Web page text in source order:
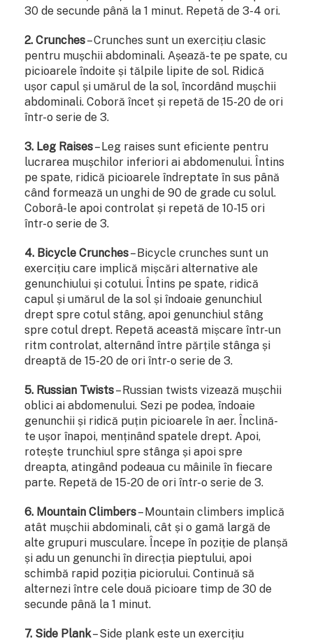
30 de secunde până la 1 minut. Repetă de 3-4 ori.
2. Crunches– Crunches sunt un exercițiu clasic
pentru mușchii abdominali. Așează-te pe spate, cu
picioarele îndoite și tălpile lipite de sol. Ridică
ușor capul și umărul de la sol, încordând mușchii
abdominali. Coboră încet și repetă de 15-20 de ori
într-o serie de 3.
3. Leg Raises– Leg raises sunt eficiente pentru
lucrarea mușchilor inferiori ai abdomenului. Întins
pe spate, ridică picioarele îndreptate în sus până
când formează un unghi de 90 de grade cu solul.
Coborâ-le apoi controlat și repetă de 10-15 ori
într-o serie de 3.
4. Bicycle Crunches– Bicycle crunches sunt un
exercițiu care implică mișcări alternative ale
genunchiului și cotului. Întins pe spate, ridică
capul și umărul de la sol și îndoaie genunchiul
drept spre cotul stâng, apoi genunchiul stâng
spre cotul drept. Repetă această mișcare într-un
ritm controlat, alternând între părțile stânga și
dreaptă de 15-20 de ori într-o serie de 3.
5. Russian Twists– Russian twists vizează mușchii
oblici ai abdomenului. Sezi pe podea, îndoaie
genunchii și ridică puțin picioarele în aer. Înclină-
te ușor înapoi, menținând spatele drept. Apoi,
rotește trunchiul spre stânga și apoi spre
dreapta, atingând podeaua cu mâinile în fiecare
parte. Repetă de 15-20 de ori într-o serie de 3.
6. Mountain Climbers– Mountain climbers implică
atât mușchii abdominali, cât și o gamă largă de
alte grupuri musculare. Începe în poziție de planșă
și adu un genunchi în direcția pieptului, apoi
schimbă rapid poziția piciorului. Continuă să
alternezi între cele două picioare timp de 30 de
secunde până la 1 minut.
7. Side Plank– Side plank este un exercițiu